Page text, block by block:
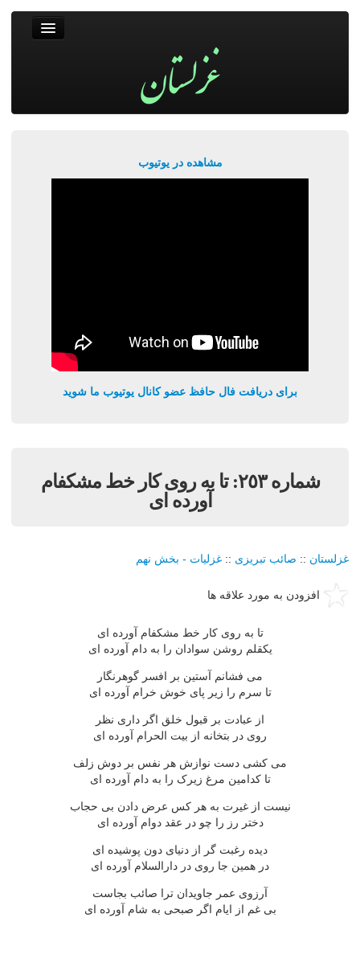
مشاهده در یوتیوب
برای دریافت فال حافظ عضو کانال یوتیوب ما شوید
شماره ٢٥٣: تا به روى کار خط مشکفام
آورده اى
غزلستان :: صائب تبریزی :: غزليات - بخش نهم
افزودن به مورد علاقه ها
تا به روى کار خط مشکفام آورده اى
يکقلم روشن سوادان را به دام آورده اى
مى فشانم آستين بر افسر گوهرنگار
تا سرم را زير پاى خوش خرام آورده اى
از عبادت بر قبول خلق اگر دارى نظر
روى در بتخانه از بيت الحرام آورده اى
مى کشى دست نوازش هر نفس بر دوش زلف
تا کدامين مرغ زيرک را به دام آورده اى
نيست از غيرت به هر کس عرض دادن بى حجاب
دختر رز را چو در عقد دوام آورده اى
ديده رغبت گر از دنياى دون پوشيده اى
در همين جا روى در دارالسلام آورده اى
آرزوى عمر جاويدان ترا صائب بجاست
بى غم از ايام اگر صبحى به شام آورده اى